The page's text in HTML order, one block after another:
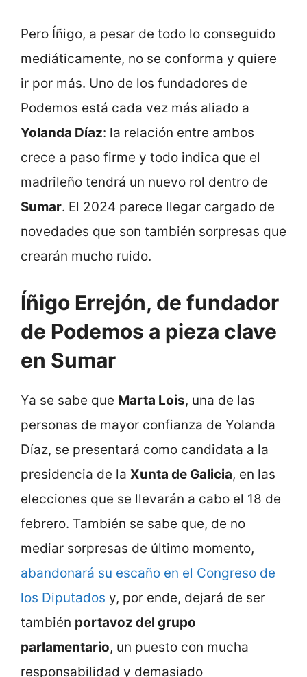
Pero Íñigo, a pesar de todo lo conseguido
mediáticamente, no se conforma y quiere
ir por más. Uno de los fundadores de
Podemos está cada vez más aliado a
Yolanda Díaz: la relación entre ambos
crece a paso firme y todo indica que el
madrileño tendrá un nuevo rol dentro de
Sumar. El 2024 parece llegar cargado de
novedades que son también sorpresas que
crearán mucho ruido.
Íñigo Errejón, de fundador
de Podemos a pieza clave
en Sumar
Ya se sabe que Marta Lois, una de las
personas de mayor confianza de Yolanda
Díaz, se presentará como candidata a la
presidencia de la Xunta de Galicia, en las
elecciones que se llevarán a cabo el 18 de
febrero. También se sabe que, de no
mediar sorpresas de último momento,
abandonará su escaño en el Congreso de
los Diputados y, por ende, dejará de ser
también portavoz del grupo
parlamentario, un puesto con mucha
responsabilidad y demasiado